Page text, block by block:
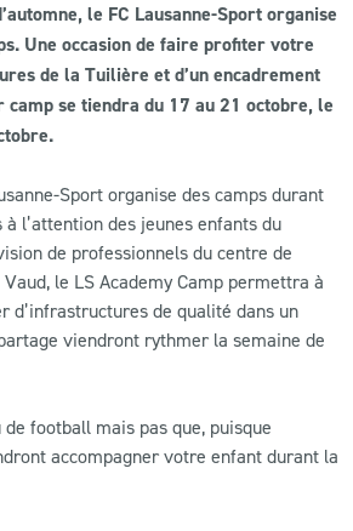
le FC Lausanne-Sport organise
Une occasion de faire profiter votre
de la Tuilière et d’un encadrement
camp se tiendra du 17 au 21 octobre, le
Sport organise des camps durant
l’attention des jeunes enfants du
de professionnels du centre de
le LS Academy Camp permettra à
d’infrastructures de qualité dans un
viendront rythmer la semaine de
de football mais pas que, puisque
accompagner votre enfant durant la